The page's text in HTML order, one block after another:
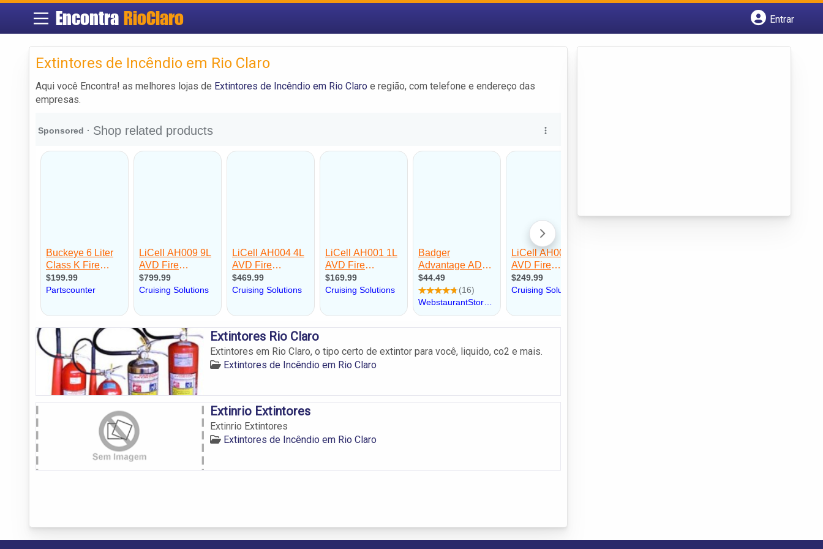
Encontra RioClaro
Entrar
Extintores de Incêndio em Rio Claro
Aqui você Encontra! as melhores lojas de Extintores de Incêndio em Rio Claro e região, com telefone e endereço das
empresas.
Extintores Rio Claro
Extintores em Rio Claro, o tipo certo de extintor para você, liquido, co2 e mais.
Extintores de Incêndio em Rio Claro
Extinrio Extintores
Extinrio Extintores
Extintores de Incêndio em Rio Claro